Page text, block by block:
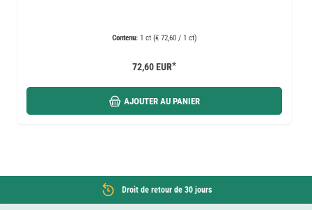
Contenu: 1 ct (€ 72,60 / 1 ct)
72,60 EUR*
AJOUTER AU PANIER
Droit de retour de 30 jours